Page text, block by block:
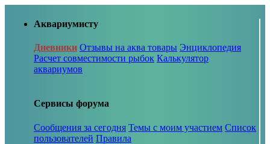
Аквариумисту
Дневники Отзывы на аква товары Энциклопедия
Расчет совместимости рыбок Калькулятор
аквариумов
Сервисы форума
Сообщения за сегодня Темы с моим участием Список
пользователей Правила